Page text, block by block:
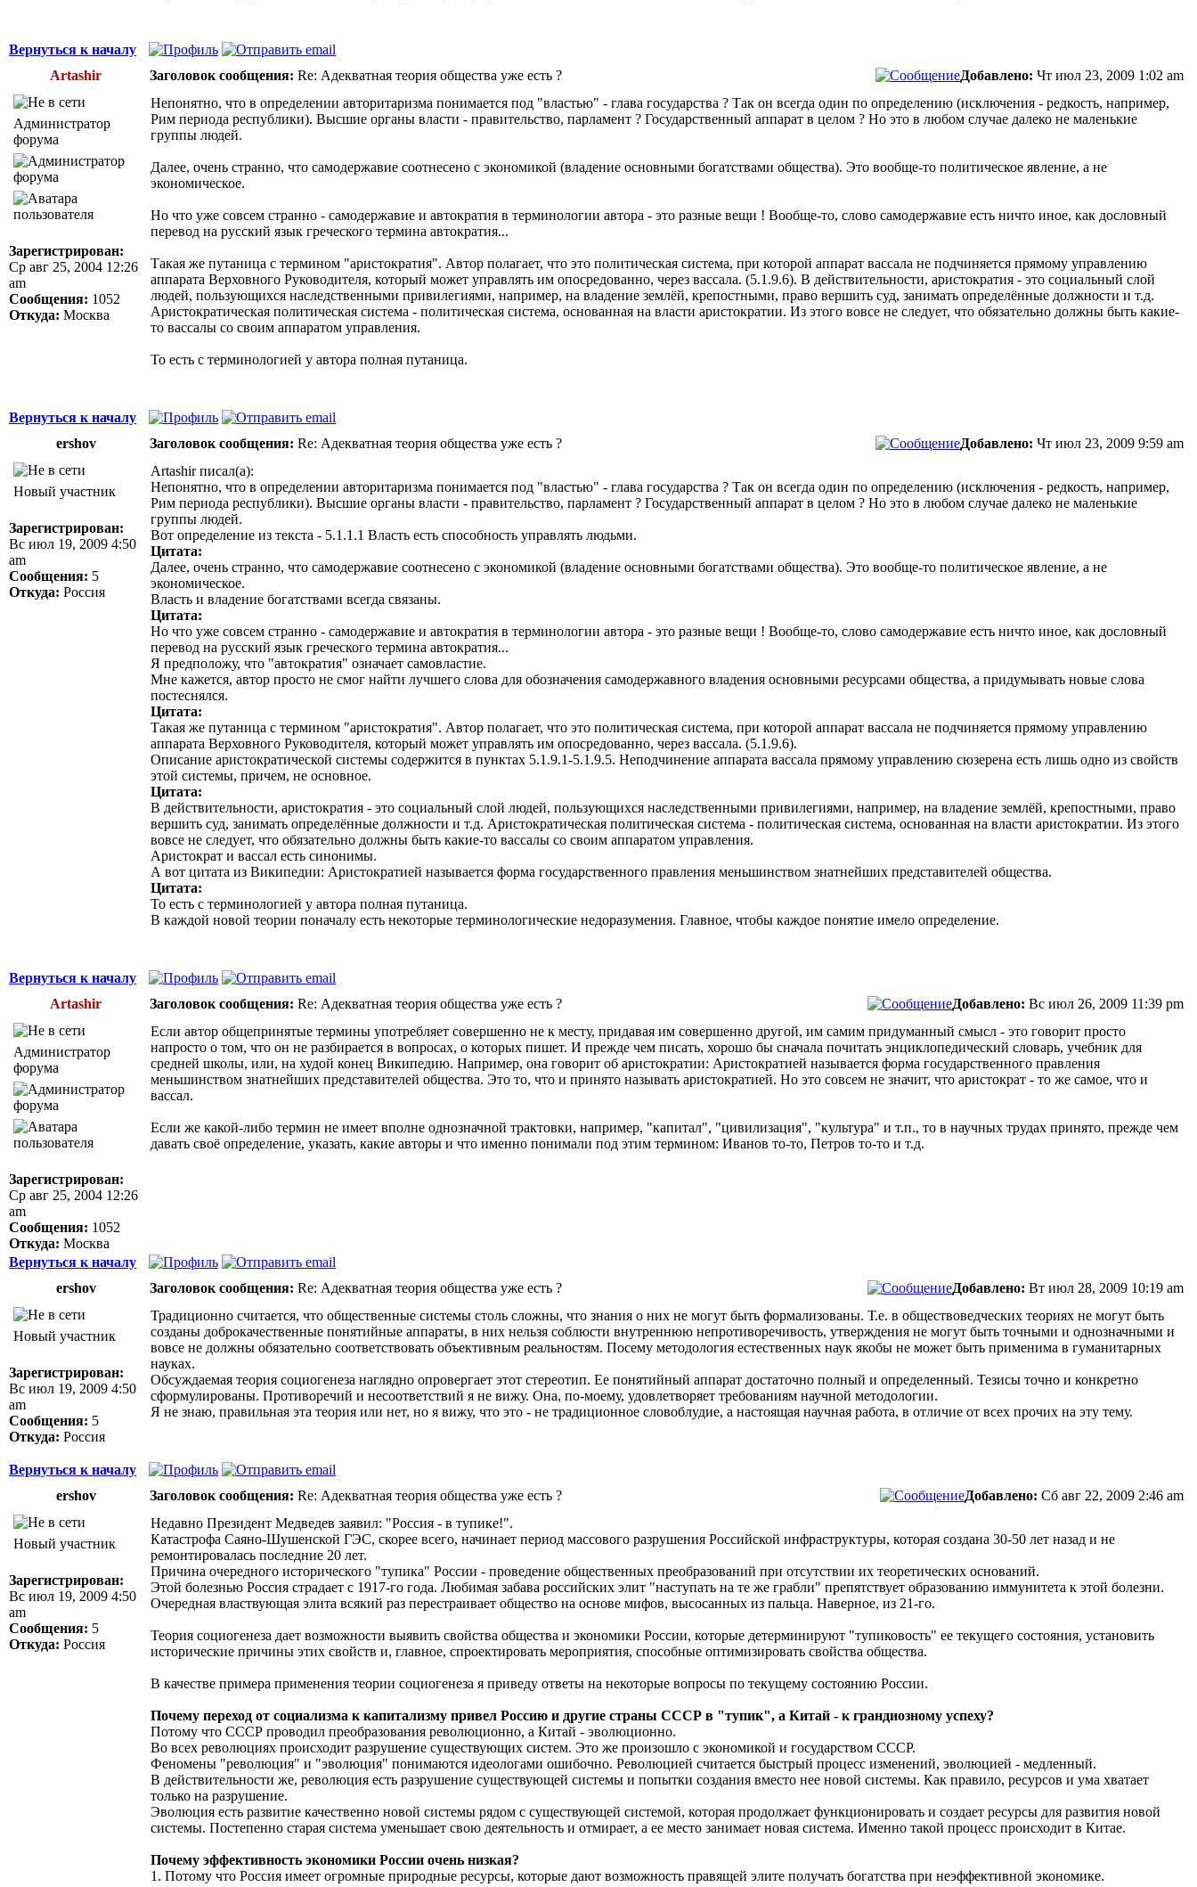
Вернуться к началу
Artashir
Заголовок сообщения: Re: Адекватная теория общества уже есть ? Добавлено: Чт июл 23, 2009 1:02 am
Администратор
форума
Зарегистрирован:
Ср авг 25, 2004 12:26
am
Сообщения: 1052
Откуда: Москва
Непонятно, что в определении авторитаризма понимается под "властью" - глава государства ? Так он всегда один по определению (исключения - редкость, например,
Рим периода республики). Высшие органы власти - правительство, парламент ? Государственный аппарат в целом ? Но это в любом случае далеко не маленькие
группы людей.
Далее, очень странно, что самодержавие соотнесено с экономикой (владение основными богатствами общества). Это вообще-то политическое явление, а не
экономическое.
Но что уже совсем странно - самодержавие и автократия в терминологии автора - это разные вещи ! Вообще-то, слово самодержавие есть ничто иное, как дословный
перевод на русский язык греческого термина автократия...
Такая же путаница с термином "аристократия". Автор полагает, что это политическая система, при которой аппарат вассала не подчиняется прямому управлению
аппарата Верховного Руководителя, который может управлять им опосредованно, через вассала. (5.1.9.6). В действительности, аристократия - это социальный слой
людей, пользующихся наследственными привилегиями, например, на владение землёй, крепостными, право вершить суд, занимать определённые должности и т.д.
Аристократическая политическая система - политическая система, основанная на власти аристократии. Из этого вовсе не следует, что обязательно должны быть какие-
то вассалы со своим аппаратом управления.
То есть с терминологией у автора полная путаница.
Вернуться к началу
ershov
Заголовок сообщения: Re: Адекватная теория общества уже есть ? Добавлено: Чт июл 23, 2009 9:59 am
Новый участник
Зарегистрирован:
Вс июл 19, 2009 4:50
am
Сообщения: 5
Откуда: Россия
Artashir писал(а):
Непонятно, что в определении авторитаризма понимается под "властью" - глава государства ? Так он всегда один по определению (исключения - редкость, например,
Рим периода республики). Высшие органы власти - правительство, парламент ? Государственный аппарат в целом ? Но это в любом случае далеко не маленькие
группы людей.
Вот определение из текста - 5.1.1.1 Власть есть способность управлять людьми.
Цитата:
Далее, очень странно, что самодержавие соотнесено с экономикой (владение основными богатствами общества). Это вообще-то политическое явление, а не
экономическое.
Власть и владение богатствами всегда связаны.
Цитата:
Но что уже совсем странно - самодержавие и автократия в терминологии автора - это разные вещи ! Вообще-то, слово самодержавие есть ничто иное, как дословный
перевод на русский язык греческого термина автократия...
Я предположу, что "автократия" означает самовластие.
Мне кажется, автор просто не смог найти лучшего слова для обозначения самодержавного владения основными ресурсами общества, а придумывать новые слова
постеснялся.
Цитата:
Такая же путаница с термином "аристократия". Автор полагает, что это политическая система, при которой аппарат вассала не подчиняется прямому управлению
аппарата Верховного Руководителя, который может управлять им опосредованно, через вассала. (5.1.9.6).
Описание аристократической системы содержится в пунктах 5.1.9.1-5.1.9.5. Неподчинение аппарата вассала прямому управлению сюзерена есть лишь одно из свойств
этой системы, причем, не основное.
Цитата:
В действительности, аристократия - это социальный слой людей, пользующихся наследственными привилегиями, например, на владение землёй, крепостными, право
вершить суд, занимать определённые должности и т.д. Аристократическая политическая система - политическая система, основанная на власти аристократии. Из этого
вовсе не следует, что обязательно должны быть какие-то вассалы со своим аппаратом управления.
Аристократ и вассал есть синонимы.
А вот цитата из Википедии: Аристократией называется форма государственного правления меньшинством знатнейших представителей общества.
Цитата:
То есть с терминологией у автора полная путаница.
В каждой новой теории поначалу есть некоторые терминологические недоразумения. Главное, чтобы каждое понятие имело определение.
Вернуться к началу
Artashir
Заголовок сообщения: Re: Адекватная теория общества уже есть ? Добавлено: Вс июл 26, 2009 11:39 pm
Администратор
форума
Зарегистрирован:
Ср авг 25, 2004 12:26
am
Сообщения: 1052
Откуда: Москва
Если автор общепринятые термины употребляет совершенно не к месту, придавая им совершенно другой, им самим придуманный смысл - это говорит просто
напросто о том, что он не разбирается в вопросах, о которых пишет. И прежде чем писать, хорошо бы сначала почитать энциклопедический словарь, учебник для
средней школы, или, на худой конец Википедию. Например, она говорит об аристократии: Аристократией называется форма государственного правления
меньшинством знатнейших представителей общества. Это то, что и принято называть аристократией. Но это совсем не значит, что аристократ - то же самое, что и
вассал.
Если же какой-либо термин не имеет вполне однозначной трактовки, например, "капитал", "цивилизация", "культура" и т.п., то в научных трудах принято, прежде чем
давать своё определение, указать, какие авторы и что именно понимали под этим термином: Иванов то-то, Петров то-то и т.д.
Вернуться к началу
ershov
Заголовок сообщения: Re: Адекватная теория общества уже есть ? Добавлено: Вт июл 28, 2009 10:19 am
Новый участник
Зарегистрирован:
Вс июл 19, 2009 4:50
am
Сообщения: 5
Откуда: Россия
Традиционно считается, что общественные системы столь сложны, что знания о них не могут быть формализованы. Т.е. в обществоведческих теориях не могут быть
созданы доброкачественные понятийные аппараты, в них нельзя соблюсти внутреннюю непротиворечивость, утверждения не могут быть точными и однозначными и
вовсе не должны обязательно соответствовать объективным реальностям. Посему методология естественных наук якобы не может быть применима в гуманитарных
науках.
Обсуждаемая теория социогенеза наглядно опровергает этот стереотип. Ее понятийный аппарат достаточно полный и определенный. Тезисы точно и конкретно
сформулированы. Противоречий и несоответствий я не вижу. Она, по-моему, удовлетворяет требованиям научной методологии.
Я не знаю, правильная эта теория или нет, но я вижу, что это - не традиционное словоблудие, а настоящая научная работа, в отличие от всех прочих на эту тему.
Вернуться к началу
ershov
Заголовок сообщения: Re: Адекватная теория общества уже есть ? Добавлено: Сб авг 22, 2009 2:46 am
Новый участник
Зарегистрирован:
Вс июл 19, 2009 4:50
am
Сообщения: 5
Откуда: Россия
Недавно Президент Медведев заявил: "Россия - в тупике!".
Катастрофа Саяно-Шушенской ГЭС, скорее всего, начинает период массового разрушения Российской инфраструктуры, которая создана 30-50 лет назад и не
ремонтировалась последние 20 лет.
Причина очередного исторического "тупика" России - проведение общественных преобразований при отсутствии их теоретических оснований.
Этой болезнью Россия страдает с 1917-го года. Любимая забава российских элит "наступать на те же грабли" препятствует образованию иммунитета к этой болезни.
Очередная властвующая элита всякий раз перестраивает общество на основе мифов, высосанных из пальца. Наверное, из 21-го.
Теория социогенеза дает возможности выявить свойства общества и экономики России, которые детерминируют "тупиковость" ее текущего состояния, установить
исторические причины этих свойств и, главное, спроектировать мероприятия, способные оптимизировать свойства общества.
В качестве примера применения теории социогенеза я приведу ответы на некоторые вопросы по текущему состоянию России.
Почему переход от социализма к капитализму привел Россию и другие страны СССР в "тупик", а Китай - к грандиозному успеху?
Потому что СССР проводил преобразования революционно, а Китай - эволюционно.
Во всех революциях происходит разрушение существующих систем. Это же произошло с экономикой и государством СССР.
Феномены "революция" и "эволюция" понимаются идеологами ошибочно. Революцией считается быстрый процесс изменений, эволюцией - медленный.
В действительности же, революция есть разрушение существующей системы и попытки создания вместо нее новой системы. Как правило, ресурсов и ума хватает
только на разрушение.
Эволюция есть развитие качественно новой системы рядом с существующей системой, которая продолжает функционировать и создает ресурсы для развития новой
системы. Постепенно старая система уменьшает свою деятельность и отмирает, а ее место занимает новая система. Именно такой процесс происходит в Китае.
Почему эффективность экономики России очень низкая?
1. Потому что Россия имеет огромные природные ресурсы, которые дают возможность правящей элите получать богатства при неэффективной экономике.